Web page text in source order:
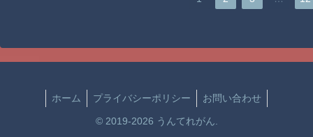
ホーム プライバシーポリシー お問い合わせ
© 2019-2026 うんてれがん.